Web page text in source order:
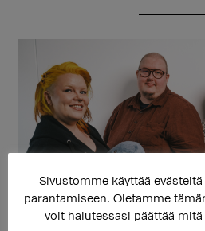
Sukupuolen moninaisuuden
Sivustomme käyttää
parantamiseen. Oletamme
voit halutessasi päättää